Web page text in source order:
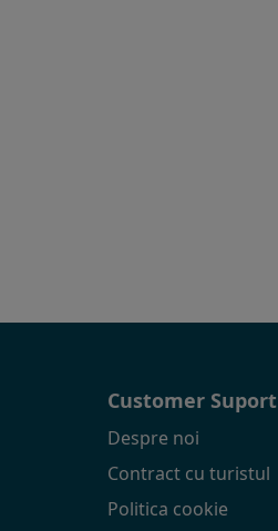
Customer Suport
Despre noi
Contract cu turistul
Politica cookie